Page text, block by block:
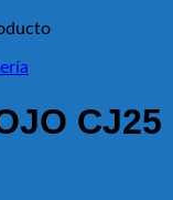
CJ25